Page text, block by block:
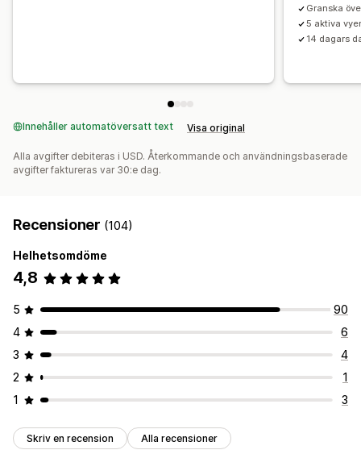
Granska
5 aktiva
14 dagars
Innehåller automatöversatt text Visa original
Alla avgifter debiteras i USD. Återkommande och användningsbaserade
avgifter faktureras var 30:e dag.
Recensioner (104)
Helhetsomdöme
4,8
5
90
4
6
3
4
2
1
1
3
Skriv en recension Alla recensioner